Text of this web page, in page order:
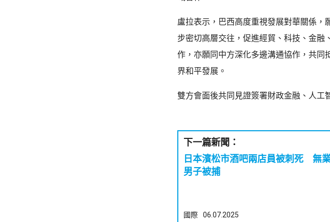
盧拉表示，巴西高度重視發展對華關係
步密切高層交往，促進經貿、科技、金
作，亦願同中方深化多邊溝通協作，共同
界和平發展。
雙方會面後共同見證簽署財政金融、人工
下一篇新聞：
日本濱松市酒吧兩店員被刺死 無
男子被捕
國際 06.07.2025